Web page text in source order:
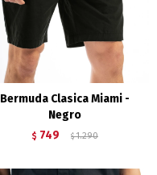
Bermuda Clasica Miami -
Negro
$ 749 $ 1.290